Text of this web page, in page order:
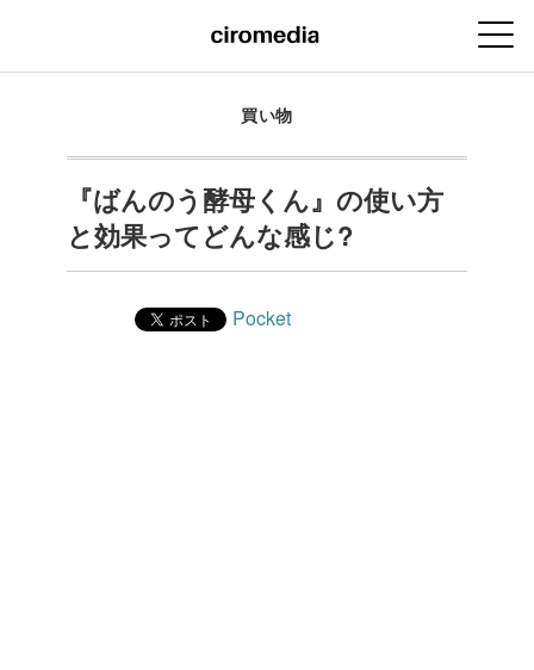
買い物
『ばんのう酵母くん』の使い方
と効果ってどんな感じ?
Pocket